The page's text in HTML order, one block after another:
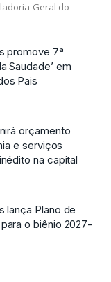
Geral do
promove 7ª
Saudade’ em
Pais
orçamento
e serviços
na capital
lança Plano de
o biênio 2027-